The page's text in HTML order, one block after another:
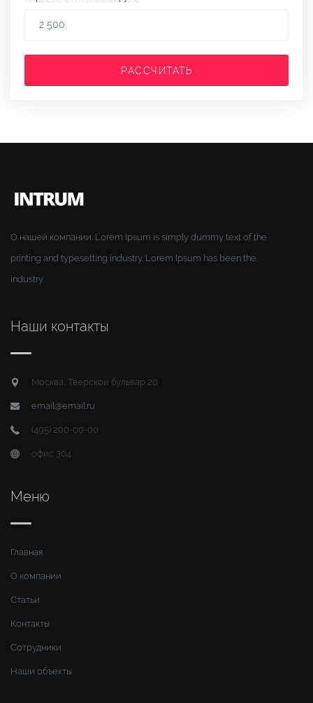
РАССЧИТАТЬ
О нашей компании. Lorem Ipsum is simply dummy text of the
printing and typesetting industry. Lorem Ipsum has been the
industry
Наши контакты
Москва, Тверской бульвар 20
email@email.ru
(495) 200-00-00
офис 304
Меню
Главная
О компании
Статьи
Контакты
Сотрудники
Наши объекты